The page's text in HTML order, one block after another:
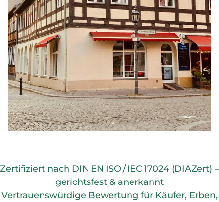
Zertifiziert nach DIN EN ISO / IEC 17024 (DIAZert) –
gerichtsfest & anerkannt
Vertrauenswürdige Bewertung für Käufer, Erben,